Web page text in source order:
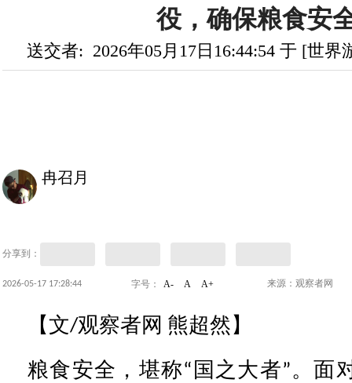
役，确保粮食安
送交者: 2026年05月17日16:44:54 于 [世
冉召月
分享到：
2026-05-17 17:28:44 字号： A- A A+ 来源：观察者网
【文/观察者网 熊超然】
粮食安全，堪称“国之大者”。面